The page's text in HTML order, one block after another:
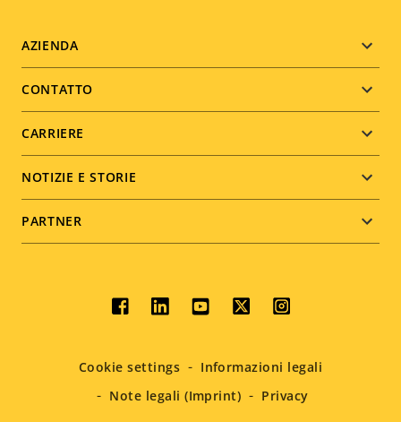
Footer
menu
AZIENDA
CONTATTO
CARRIERE
NOTIZIE E STORIE
PARTNER
Social
menu
Cookie settings
Informazioni legali
Note legali (Imprint)
Privacy